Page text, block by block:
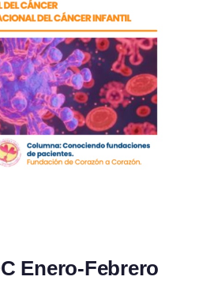
Enero-Febrero